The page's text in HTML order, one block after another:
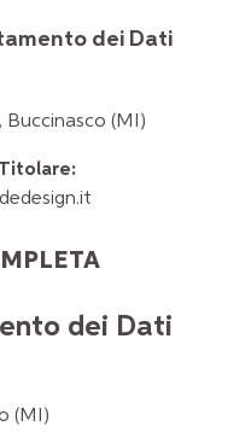
dei Dati
Buccinasco (MI)
dei Dati
(MI)